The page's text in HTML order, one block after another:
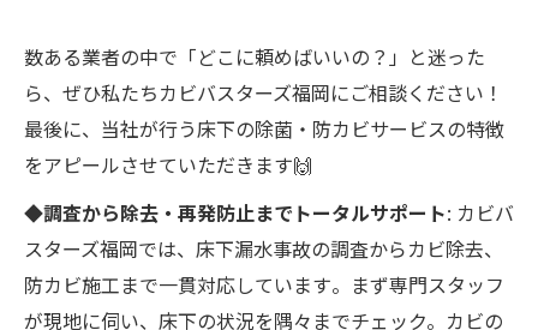
数ある業者の中で「どこに頼めばいいの？」と迷った
ら、ぜひ私たちカビバスターズ福岡にご相談ください！
最後に、当社が行う床下の除菌・防カビサービスの特徴
をアピールさせていただきます🙌
◆調査から除去・再発防止までトータルサポート: カビバ
スターズ福岡では、床下漏水事故の調査からカビ除去、
防カビ施工まで一貫対応しています​。まず専門スタッフ
が現地に伺い、床下の状況を隅々までチェック。カビの